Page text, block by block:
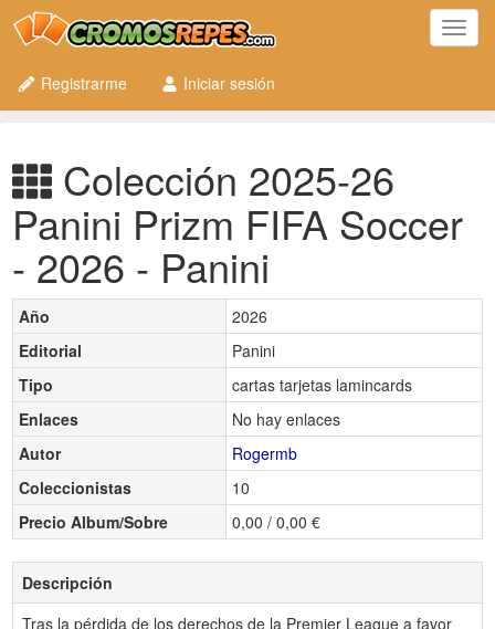
Registrarme
Iniciar sesión
Colección 2025-26
Panini Prizm FIFA Soccer
- 2026 - Panini
Año
2026
Editorial
Panini
Tipo
cartas tarjetas lamincards
Enlaces
No hay enlaces
Autor
Rogermb
Coleccionistas
10
Precio Album/Sobre
0,00 / 0,00 €
Descripción
Tras la pérdida de los derechos de la Premier League a favor